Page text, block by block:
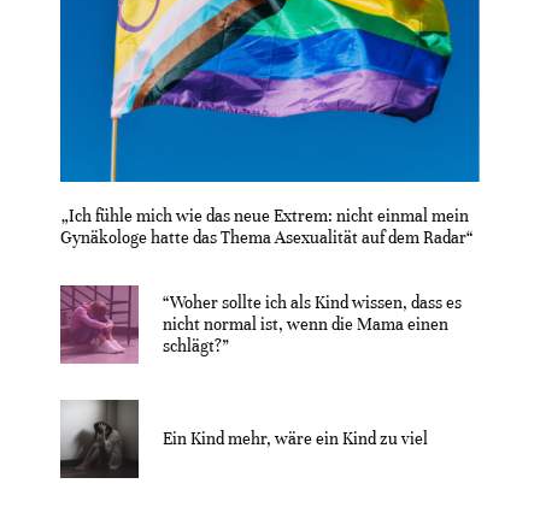
„Ich fühle mich wie das neue Extrem: nicht einmal mein
Gynäkologe hatte das Thema Asexualität auf dem Radar“
“Woher sollte ich als Kind wissen, dass es
nicht normal ist, wenn die Mama einen
schlägt?”
Ein Kind mehr, wäre ein Kind zu viel